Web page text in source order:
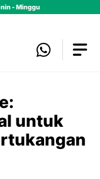
- Minggu
untuk